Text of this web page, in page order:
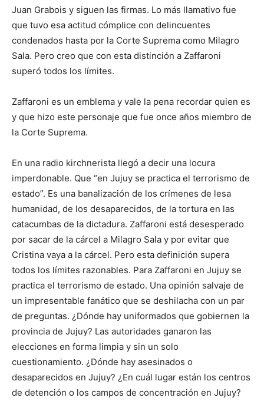
Juan Grabois y siguen las firmas. Lo más llamativo fue
que tuvo esa actitud cómplice con delincuentes
condenados hasta por la Corte Suprema como Milagro
Sala. Pero creo que con esta distinción a Zaffaroni
superó todos los límites.
Zaffaroni es un emblema y vale la pena recordar quien es
y que hizo este personaje que fue once años miembro de
la Corte Suprema.
En una radio kirchnerista llegó a decir una locura
imperdonable. Que “en Jujuy se practica el terrorismo de
estado”. Es una banalización de los crímenes de lesa
humanidad, de los desaparecidos, de la tortura en las
catacumbas de la dictadura. Zaffaroni está desesperado
por sacar de la cárcel a Milagro Sala y por evitar que
Cristina vaya a la cárcel. Pero esta definición supera
todos los límites razonables. Para Zaffaroni en Jujuy se
practica el terrorismo de estado. Una opinión salvaje de
un impresentable fanático que se deshilacha con un par
de preguntas. ¿Dónde hay uniformados que gobiernen la
provincia de Jujuy? Las autoridades ganaron las
elecciones en forma limpia y sin un solo
cuestionamiento. ¿Dónde hay asesinados o
desaparecidos en Jujuy? ¿En cuál lugar están los centros
de detención o los campos de concentración en Jujuy?